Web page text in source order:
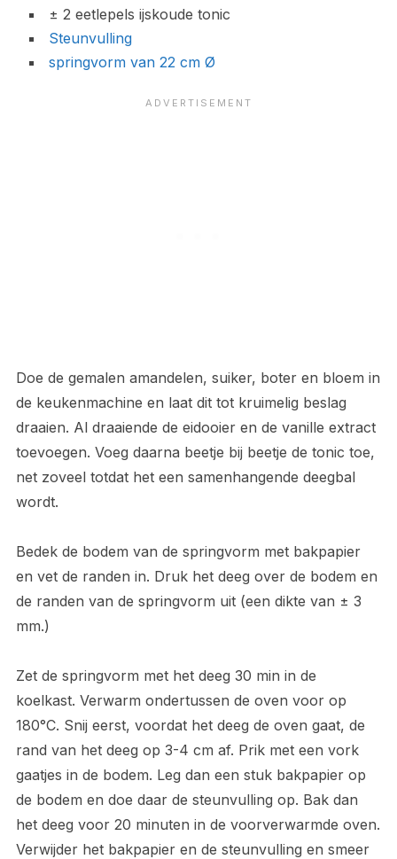
± 2 eetlepels ijskoude tonic
Steunvulling
springvorm van 22 cm Ø
Doe de gemalen amandelen, suiker, boter en bloem in
de keukenmachine en laat dit tot kruimelig beslag
draaien. Al draaiende de eidooier en de vanille extract
toevoegen. Voeg daarna beetje bij beetje de tonic toe,
net zoveel totdat het een samenhangende deegbal
wordt.
Bedek de bodem van de springvorm met bakpapier
en vet de randen in. Druk het deeg over de bodem en
de randen van de springvorm uit (een dikte van ± 3
mm.)
Zet de springvorm met het deeg 30 min in de
koelkast. Verwarm ondertussen de oven voor op
180°C. Snij eerst, voordat het deeg de oven gaat, de
rand van het deeg op 3-4 cm af. Prik met een vork
gaatjes in de bodem. Leg dan een stuk bakpapier op
de bodem en doe daar de steunvulling op. Bak dan
het deeg voor 20 minuten in de voorverwarmde oven.
Verwijder het bakpapier en de steunvulling en smeer